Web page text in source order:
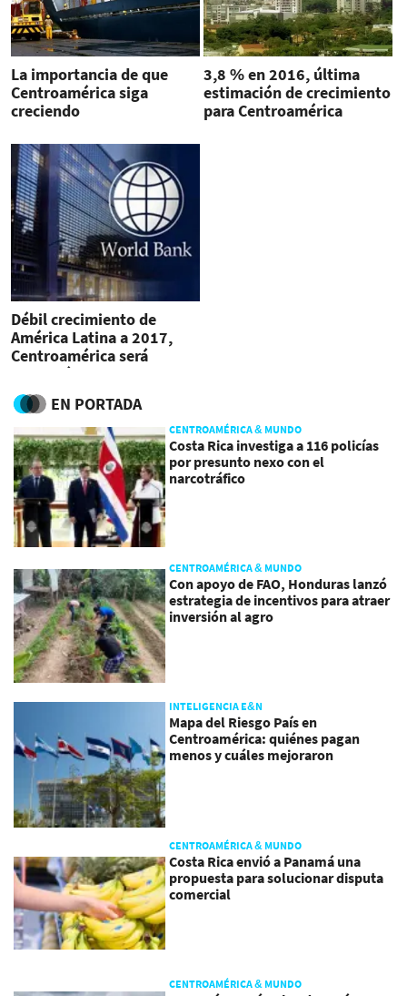
La importancia de que
Centroamérica siga
creciendo
3,8 % en 2016, última
estimación de crecimiento
para Centroamérica
Débil crecimiento de
América Latina a 2017,
Centroamérica será
excepción
EN PORTADA
CENTROAMÉRICA & MUNDO
Costa Rica investiga a 116 policías
por presunto nexo con el
narcotráfico
CENTROAMÉRICA & MUNDO
Con apoyo de FAO, Honduras lanzó
estrategia de incentivos para atraer
inversión al agro
INTELIGENCIA E&N
Mapa del Riesgo País en
Centroamérica: quiénes pagan
menos y cuáles mejoraron
CENTROAMÉRICA & MUNDO
Costa Rica envió a Panamá una
propuesta para solucionar disputa
comercial
CENTROAMÉRICA & MUNDO